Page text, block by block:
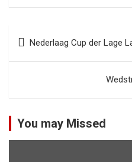
navigatie
Nederlaag Cup der Lage
You may Missed